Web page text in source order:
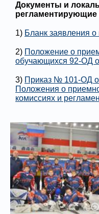
Документы и
1) Бланк
2) Положение о
обучающихся 92-ОД
3) Приказ № 101-ОД
Положения о
комиссиях и